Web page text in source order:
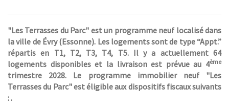
"Les Terrasses du Parc" est un programme neuf localisé dans
la ville de Évry (Essonne). Les logements sont de type “Appt.”
répartis en T1, T2, T3, T4, T5. Il y a actuellement 64
logements disponibles et la livraison est prévue au 4ème
trimestre 2028. Le programme immobilier neuf "Les
Terrasses du Parc" est éligible aux dispositifs fiscaux suivants
: .